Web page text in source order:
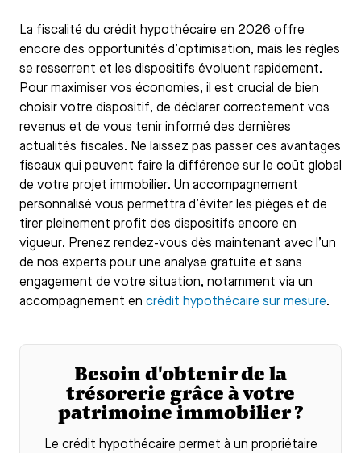
La fiscalité du crédit hypothécaire en 2026 offre
encore des opportunités d’optimisation, mais les règles
se resserrent et les dispositifs évoluent rapidement.
Pour maximiser vos économies, il est crucial de bien
choisir votre dispositif, de déclarer correctement vos
revenus et de vous tenir informé des dernières
actualités fiscales. Ne laissez pas passer ces avantages
fiscaux qui peuvent faire la différence sur le coût global
de votre projet immobilier. Un accompagnement
personnalisé vous permettra d’éviter les pièges et de
tirer pleinement profit des dispositifs encore en
vigueur. Prenez rendez-vous dès maintenant avec l’un
de nos experts pour une analyse gratuite et sans
engagement de votre situation, notamment via un
accompagnement en crédit hypothécaire sur mesure.
Besoin d'obtenir de la
trésorerie grâce à votre
patrimoine immobilier ?
Le crédit hypothécaire permet à un propriétaire